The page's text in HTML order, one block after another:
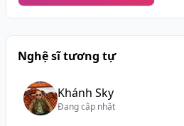
Nghệ sĩ tương tự
Khánh Sky
Đang cập nhật